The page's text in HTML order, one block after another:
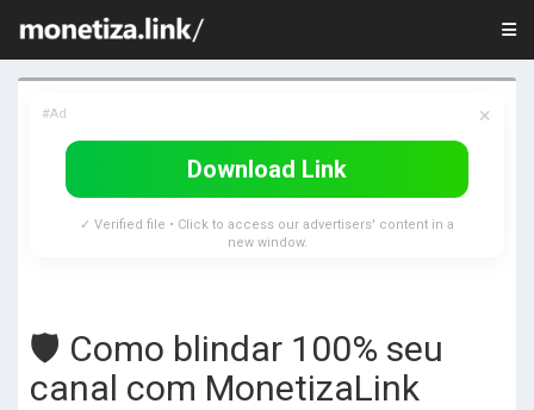
#Ad ×
Download Link
✓ Verified file • Click to access our advertisers' content in a
new window.
🛡 Como blindar 100% seu
canal com MonetizaLink